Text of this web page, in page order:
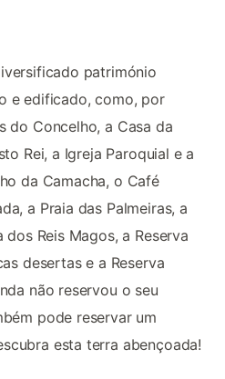
património
e edificado, como, por
do Concelho, a Casa da
Rei, a Igreja Paroquial e a
da Camacha, o Café
a Praia das Palmeiras, a
Reis Magos, a Reserva
desertas e a Reserva
não reservou o seu
pode reservar um
esta terra abençoada!